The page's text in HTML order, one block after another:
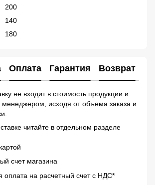
200
140
180
Оплата Гарантия Возврат
не входит в стоимость продукции и
менеджером, исходя от объема заказа и
читайте в отдельном разделе
счет магазина
оплата на расчетный счет с НДС*